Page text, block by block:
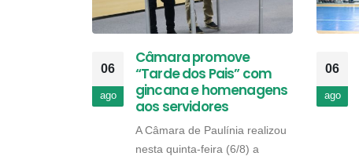
06
ago
Câmara promove
“Tarde dos Pais” com
gincana e homenagens
aos servidores
A Câmara de Paulínia realizou
nesta quinta-feira (6/8) a
06
ago